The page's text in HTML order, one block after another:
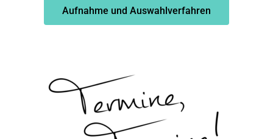
Aufnahme und Auswahlverfahren